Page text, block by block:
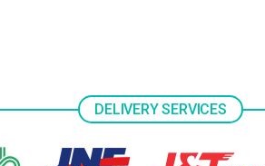
DELIVERY SERVICES